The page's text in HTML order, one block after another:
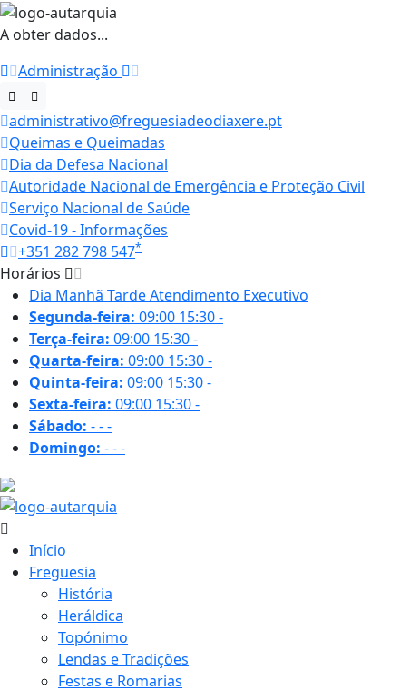
A obter dados...
Administração
administrativo@freguesiadeodiaxere.pt
Queimas e Queimadas
Dia da Defesa Nacional
Autoridade Nacional de Emergência e Proteção Civil
Serviço Nacional de Saúde
Covid-19 - Informações
+351 282 798 547*
Horários
Dia Manhã TardeAtendimento Executivo
Segunda-feira: 09:00 15:30-
Terça-feira: 09:00 15:30-
Quarta-feira: 09:00 15:30-
Quinta-feira: 09:00 15:30-
Sexta-feira: 09:00 15:30-
Sábado: ---
Domingo: ---
Início
Freguesia
História
Heráldica
Topónimo
Lendas e Tradições
Festas e Romarias